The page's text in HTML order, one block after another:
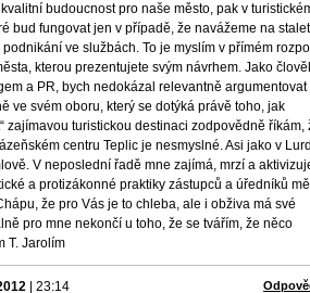
budoucnost pro naše město, pak v
bud fungovat jen v případě, že navážeme na
ve službách. To je myslím v přímém
kterou prezentujete svým návrhem. Jako
a PR, bych nedokázal relevantně argumentovat
ve svém oboru, který se dotýká právě toho, jak
zajímavou turistickou destinaci zodpovědně říkám,
centru Teplic je nesmyslné. Asi jako v
V neposlední řadě mne zajímá, mrzí a
a protizákonné praktiky zástupců a úředníků
že pro Vás je to chleba, ale i obživa má své
pro mne nekončí u toho, že se tvářím, že něco
T. Jarolím
23:14